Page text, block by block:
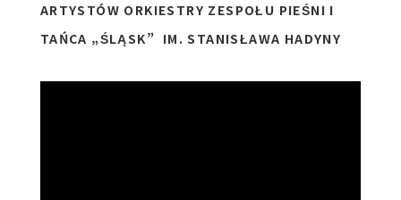
ARTYSTÓW ORKIESTRY ZESPOŁU PIEŚNI I
TAŃCA „ŚLĄSK” IM. STANISŁAWA HADYNY